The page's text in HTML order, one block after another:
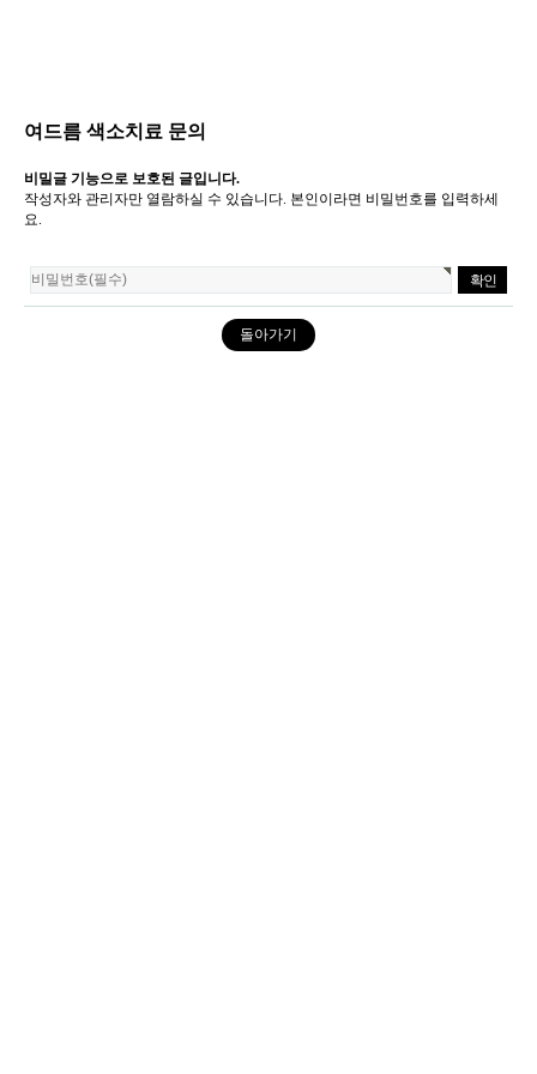
여드름 색소치료 문의
비밀글 기능으로 보호된 글입니다.
작성자와 관리자만 열람하실 수 있습니다. 본인이라면 비밀번호를 입력하세
요.
돌아가기